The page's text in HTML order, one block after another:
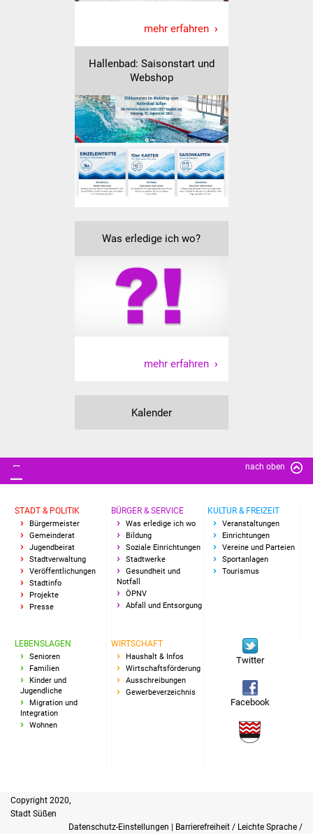
mehr erfahren
Hallenbad: Saisonstart und
Webshop
Was erledige ich wo?
mehr erfahren
Kalender
nach oben
STADT & POLITIK
Bürgermeister
Gemeinderat
Jugendbeirat
Stadtverwaltung
Veröffentlichungen
Stadtinfo
Projekte
Presse
BÜRGER & SERVICE
Was erledige ich wo
Bildung
Soziale Einrichtungen
Stadtwerke
Gesundheit und
Notfall
ÖPNV
Abfall und Entsorgung
KULTUR & FREIZEIT
Veranstaltungen
Einrichtungen
Vereine und Parteien
Sportanlagen
Tourismus
LEBENSLAGEN
Senioren
Familien
Kinder und
Jugendliche
Migration und
Integration
Wohnen
WIRTSCHAFT
Haushalt & Infos
Wirtschaftsförderung
Ausschreibungen
Gewerbeverzeichnis
Twitter
Facebook
Copyright 2020,
Stadt Süßen
Datenschutz-Einstellungen
Barrierefreiheit / Leichte Sprache /